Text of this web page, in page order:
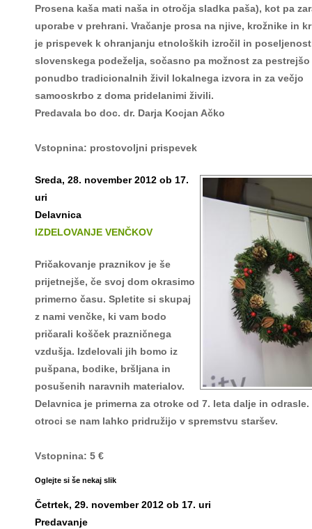
Prosena kaša mati naša in otročja sladka paša), kot pa
uporabe v prehrani. Vračanje prosa na njive, krožnike in
je prispevek k ohranjanju etnoloških izročil in
slovenskega podeželja, sočasno pa možnost za pestrejšo
ponudbo tradicionalnih živil lokalnega izvora in za večjo
samooskrbo z doma pridelanimi živili.
Predavala bo doc. dr. Darja Kocjan Ačko
Vstopnina: prostovoljni prispevek
Sreda, 28. november 2012 ob 17.
uri
Delavnica
IZDELOVANJE VENČKOV
Pričakovanje praznikov je še
prijetnejše, če svoj dom okrasimo
primerno času. Spletite si skupaj
z nami venčke, ki vam bodo
pričarali košček prazničnega
vzdušja. Izdelovali jih bomo iz
pušpana, bodike, bršljana in
posušenih naravnih materialov.
Delavnica je primerna za otroke od 7. leta dalje in odrasle.
otroci se nam lahko pridružijo v spremstvu staršev.
Vstopnina: 5 €
Oglejte si še nekaj slik
Četrtek, 29. november 2012 ob 17. uri
Predavanje